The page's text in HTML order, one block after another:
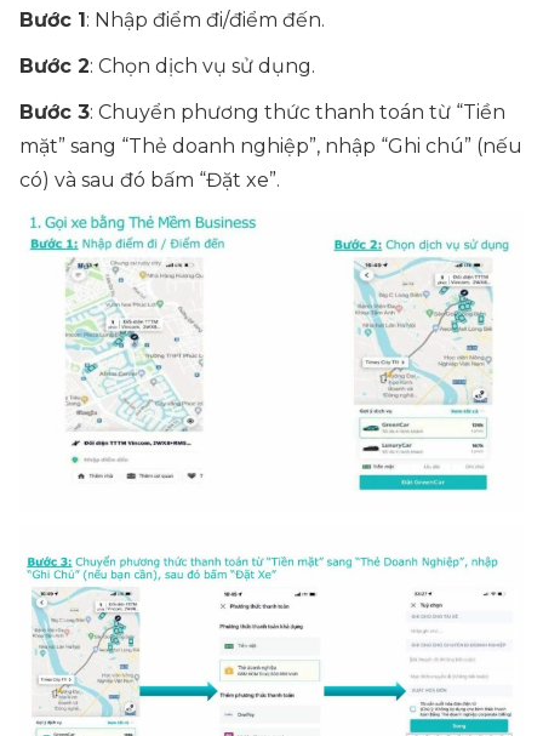
Bước 1: Nhập điểm đi/điểm đến.
Bước 2: Chọn dịch vụ sử dụng.
Bước 3: Chuyển phương thức thanh toán từ “Tiền
mặt” sang “Thẻ doanh nghiệp”, nhập “Ghi chú” (nếu
có) và sau đó bấm “Đặt xe”.